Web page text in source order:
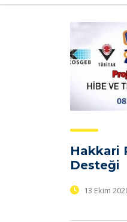
Hakkari
Desteği
13 Ekim